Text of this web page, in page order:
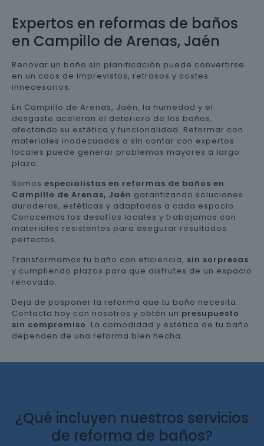
Expertos en reformas de baños
en Campillo de Arenas, Jaén
Renovar un baño sin planificación puede convertirse
en un caos de imprevistos, retrasos y costes
innecesarios.
En Campillo de Arenas, Jaén, la humedad y el
desgaste aceleran el deterioro de los baños,
afectando su estética y funcionalidad. Reformar con
materiales inadecuados o sin contar con expertos
locales puede generar problemas mayores a largo
plazo.
Somos especialistas en reformas de baños en
Campillo de Arenas, Jaén garantizando soluciones
duraderas, estéticas y adaptadas a cada espacio.
Conocemos los desafíos locales y trabajamos con
materiales resistentes para asegurar resultados
perfectos.
Transformamos tu baño con eficiencia, sin sorpresas
y cumpliendo plazos para que disfrutes de un espacio
renovado.
Deja de posponer la reforma que tu baño necesita.
Contacta hoy con nosotros y obtén un presupuesto
sin compromiso. La comodidad y estética de tu baño
dependen de una reforma bien hecha.
¿Qué incluyen nuestros servicios
de reforma de baños?